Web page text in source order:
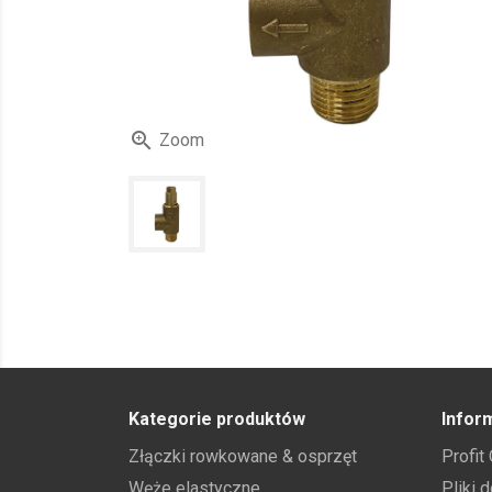
 Zoom
Kategorie produktów
Złączki rowkowane & osprzęt
Profit